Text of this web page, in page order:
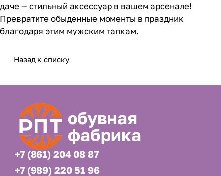
даче — стильный аксессуар в вашем арсенале!
Превратите обыденные моменты в праздник
благодаря этим мужским тапкам.
Назад к списку
обувная
фабрика
+7 (861) 204 08 87
+7 (989) 220 51 96